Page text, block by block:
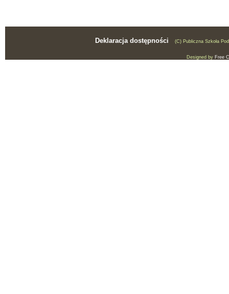
Deklaracja dostępności (C) Publiczna Szkoła
Designed by Free